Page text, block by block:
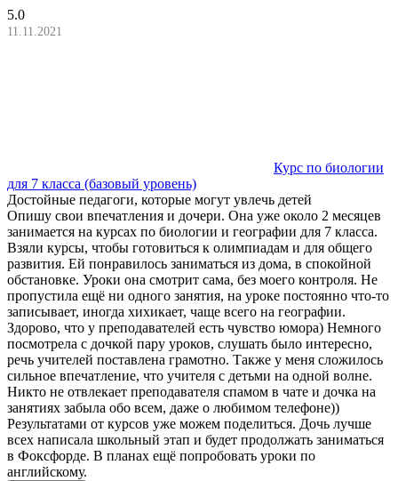
5.0
11.11.2021
Курс по биологии
для 7 класса (базовый уровень)
Достойные педагоги, которые могут увлечь детей
Опишу свои впечатления и дочери. Она уже около 2 месяцев
занимается на курсах по биологии и географии для 7 класса.
Взяли курсы, чтобы готовиться к олимпиадам и для общего
развития. Ей понравилось заниматься из дома, в спокойной
обстановке. Уроки она смотрит сама, без моего контроля. Не
пропустила ещё ни одного занятия, на уроке постоянно что-то
записывает, иногда хихикает, чаще всего на географии.
Здорово, что у преподавателей есть чувство юмора) Немного
посмотрела с дочкой пару уроков, слушать было интересно,
речь учителей поставлена грамотно. Также у меня сложилось
сильное впечатление, что учителя с детьми на одной волне.
Никто не отвлекает преподавателя спамом в чате и дочка на
занятиях забыла обо всем, даже о любимом телефоне))
Результатами от курсов уже можем поделиться. Дочь лучше
всех написала школьный этап и будет продолжать заниматься
в Фоксфорде. В планах ещё попробовать уроки по
английскому.